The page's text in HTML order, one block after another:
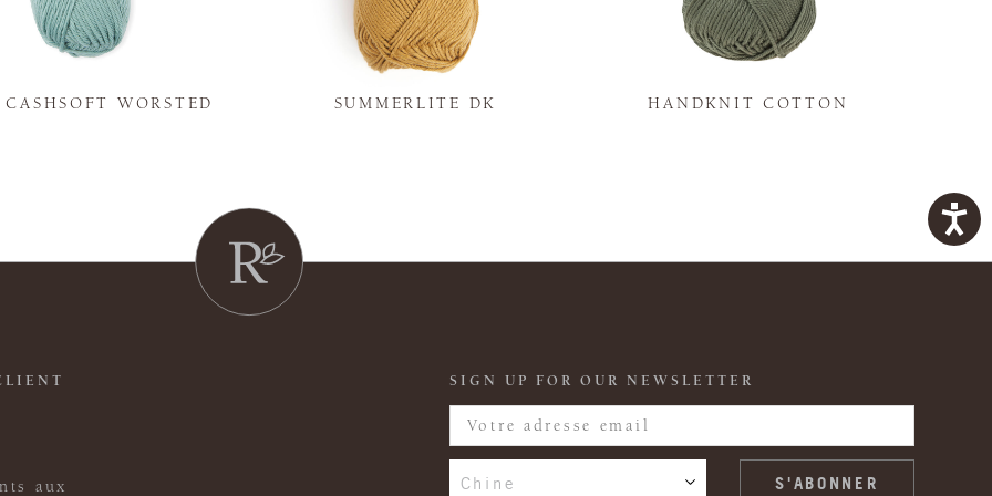
CASHSOFT WORSTED SUMMERLITE DK HANDKNIT COTTON
aux
SIGN UP FOR OUR NEWSLETTER
Chine